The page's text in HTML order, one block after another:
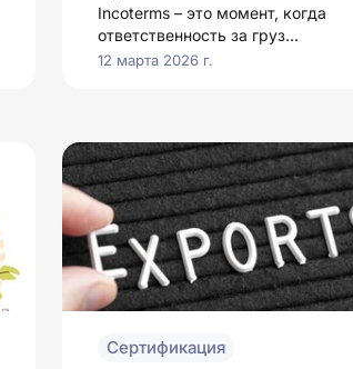
Incoterms – это момент, когда
ответственность за груз
переходит от продавца к
12 марта 2026 г.
Сертификация